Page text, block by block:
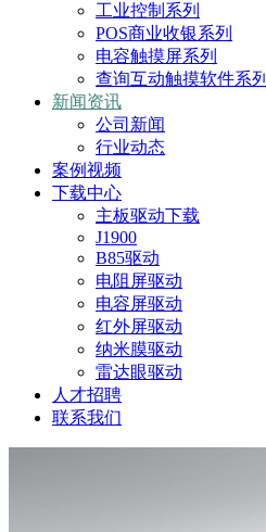
工业控制系列
POS商业收银系列
电容触摸屏系列
查询互动触摸软件系列
新闻资讯
公司新闻
行业动态
案例视频
下载中心
主板驱动下载
J1900
B85驱动
电阻屏驱动
电容屏驱动
红外屏驱动
纳米膜驱动
雷达眼驱动
人才招聘
联系我们